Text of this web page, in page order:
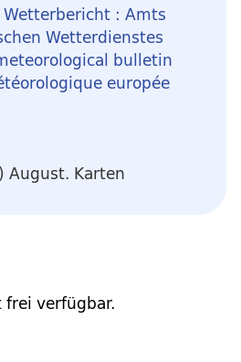
: Amts
Wetterdienstes
bulletin
europée
August. Karten
verfügbar.